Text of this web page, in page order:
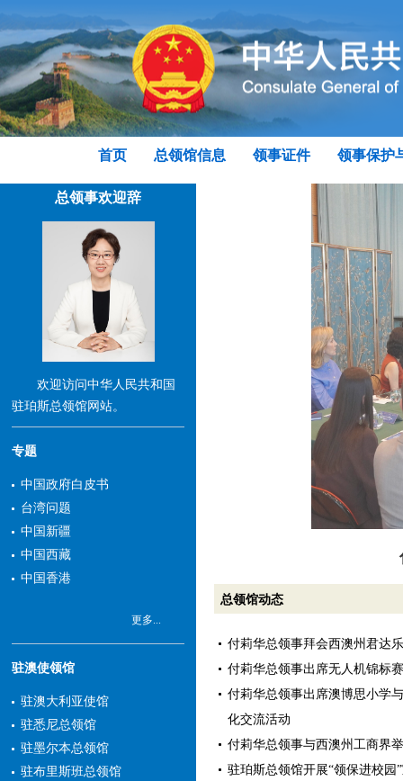
首页 总领馆信息 领事证件 领事保护
总领事欢迎辞
欢迎访问中华人民共和国
驻珀斯总领馆网站。
专题
中国政府白皮书
台湾问题
中国新疆
中国西藏
中国香港
更多...
驻澳使领馆
驻澳大利亚使馆
驻悉尼总领馆
驻墨尔本总领馆
驻布里斯班总领馆
总领馆动态
付莉华总领事拜会西澳州君达
付莉华总领事出席无人机锦标
付莉华总领事出席澳博思小学
化交流活动
付莉华总领事与西澳州工商界
驻珀斯总领馆开展“领保进校园